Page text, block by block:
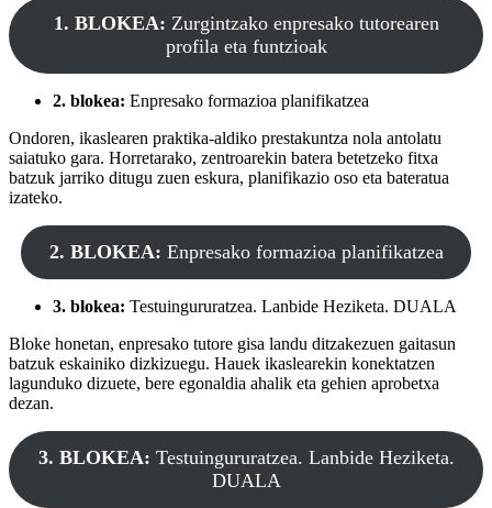
1. BLOKEA: Zurgintzako enpresako tutorearen
profila eta funtzioak
2. blokea: Enpresako formazioa planifikatzea
Ondoren, ikaslearen praktika-aldiko prestakuntza nola antolatu
saiatuko gara. Horretarako, zentroarekin batera betetzeko fitxa
batzuk jarriko ditugu zuen eskura, planifikazio oso eta bateratua
izateko.
2. BLOKEA: Enpresako formazioa planifikatzea
3. blokea: Testuingururatzea. Lanbide Heziketa. DUALA
Bloke honetan, enpresako tutore gisa landu ditzakezuen gaitasun
batzuk eskainiko dizkizuegu. Hauek ikaslearekin konektatzen
lagunduko dizuete, bere egonaldia ahalik eta gehien aprobetxa
dezan.
3. BLOKEA: Testuingururatzea. Lanbide Heziketa.
DUALA